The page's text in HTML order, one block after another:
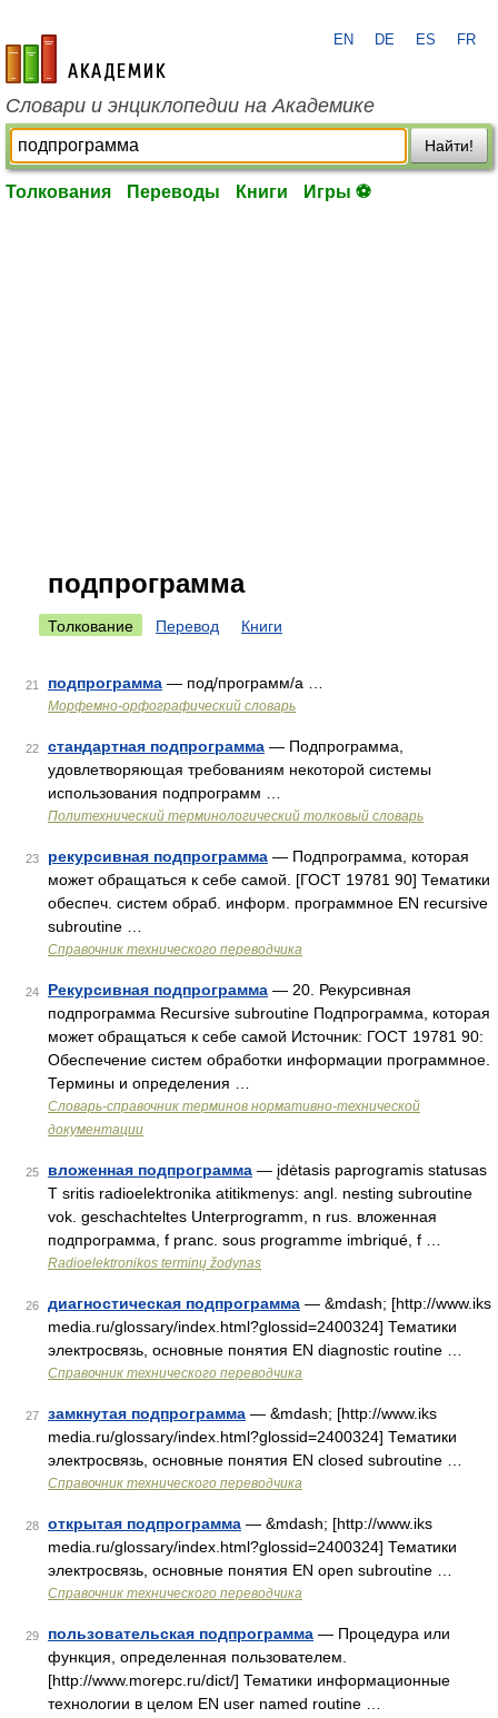
academic.ru
EN DE ES FR
Словари и энциклопедии на Академике
Найти!
Толкования Переводы Книги Игры ⚽
подпрограмма
Толкование Перевод Книги
21 подпрограмма — под/программ/а …
Морфемно-орфографический словарь
22 стандартная подпрограмма — Подпрограмма,
удовлетворяющая требованиям некоторой системы
использования подпрограмм …
Политехнический терминологический толковый словарь
23 рекурсивная подпрограмма — Подпрограмма, которая
может обращаться к себе самой. [ГОСТ 19781 90] Тематики
обеспеч. систем обраб. информ. программное EN recursive
subroutine …
Справочник технического переводчика
24 Рекурсивная подпрограмма — 20. Рекурсивная
подпрограмма Recursive subroutine Подпрограмма, которая
может обращаться к себе самой Источник: ГОСТ 19781 90:
Обеспечение систем обработки информации программное.
Термины и определения …
Словарь-справочник терминов нормативно-технической
документации
25 вложенная подпрограмма — įdėtasis paprogramis statusas
T sritis radioelektronika atitikmenys: angl. nesting subroutine
vok. geschachteltes Unterprogramm, n rus. вложенная
подпрограмма, f pranc. sous programme imbriqué, f …
Radioelektronikos terminų žodynas
26 диагностическая подпрограмма — &mdash; [http://www.iks
media.ru/glossary/index.html?glossid=2400324] Тематики
электросвязь, основные понятия EN diagnostic routine …
Справочник технического переводчика
27 замкнутая подпрограмма — &mdash; [http://www.iks
media.ru/glossary/index.html?glossid=2400324] Тематики
электросвязь, основные понятия EN closed subroutine …
Справочник технического переводчика
28 открытая подпрограмма — &mdash; [http://www.iks
media.ru/glossary/index.html?glossid=2400324] Тематики
электросвязь, основные понятия EN open subroutine …
Справочник технического переводчика
29 пользовательская подпрограмма — Процедура или
функция, определенная пользователем.
[http://www.morepc.ru/dict/] Тематики информационные
технологии в целом EN user named routine …